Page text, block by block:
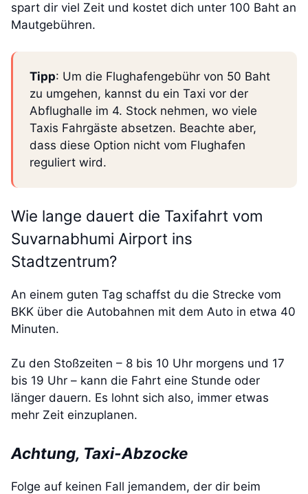
spart dir viel Zeit und kostet dich unter 100 Baht an
Mautgebühren.
Tipp: Um die Flughafengebühr von 50 Baht
zu umgehen, kannst du ein Taxi vor der
Abflughalle im 4. Stock nehmen, wo viele
Taxis Fahrgäste absetzen. Beachte aber,
dass diese Option nicht vom Flughafen
reguliert wird.
Wie lange dauert die Taxifahrt vom
Suvarnabhumi Airport ins
Stadtzentrum?
An einem guten Tag schaffst du die Strecke vom
BKK über die Autobahnen mit dem Auto in etwa 40
Minuten.
Zu den Stoßzeiten – 8 bis 10 Uhr morgens und 17
bis 19 Uhr – kann die Fahrt eine Stunde oder
länger dauern. Es lohnt sich also, immer etwas
mehr Zeit einzuplanen.
Achtung, Taxi-Abzocke
Folge auf keinen Fall jemandem, der dir beim